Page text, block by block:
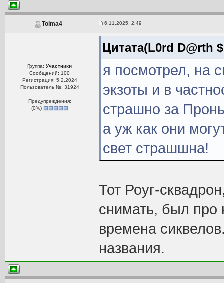
Tolma4 6.11.2025, 2:49
Группа:Участники
Сообщений: 100
Регистрация: 5.2.2024
Пользователь №: 31924
Предупреждения:
(0%)
Цитата(L0rd D@rth
я посмотрел, на
экзоты и в
страшно за
а уж как они
свет страшшна!
Тот Роуг-
снимать, был про
времена
названия.